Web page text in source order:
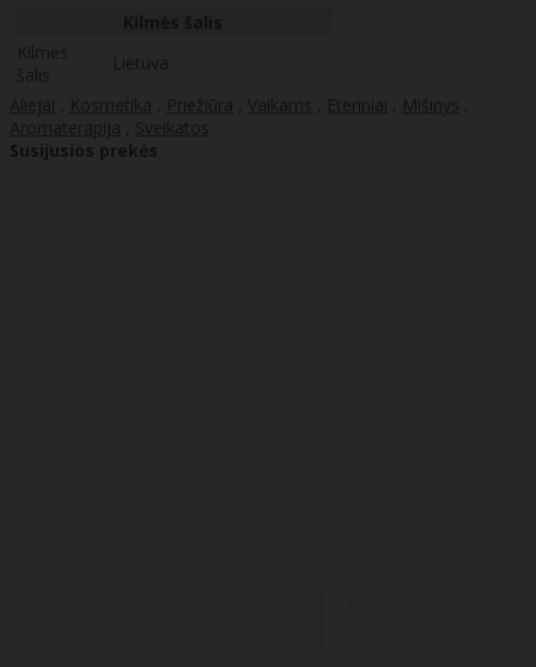
Kilmės
šalis
Lietuva
Aliejai , Kosmetika , Priežiūra , Vaikams , Eteriniai , Mišinys ,
Aromaterapija , Sveikatos
Susijusios prekės